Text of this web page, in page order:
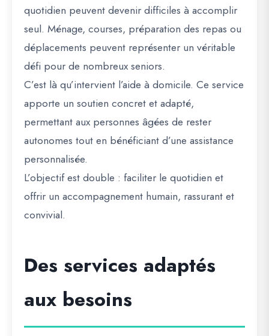
quotidien peuvent devenir difficiles à accomplir
seul. Ménage, courses, préparation des repas ou
déplacements peuvent représenter un véritable
défi pour de nombreux seniors.
C’est là qu’intervient l’aide à domicile. Ce service
apporte un soutien concret et adapté,
permettant aux personnes âgées de rester
autonomes tout en bénéficiant d’une assistance
personnalisée.
L’objectif est double : faciliter le quotidien et
offrir un accompagnement humain, rassurant et
convivial.
Des services adaptés
aux besoins